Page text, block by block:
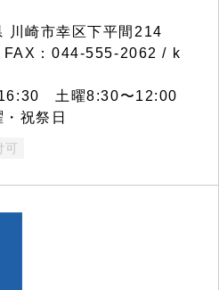
崎市幸区下平間214
：044-555-2062 / k
土曜8:30〜12:00
祝祭日
可